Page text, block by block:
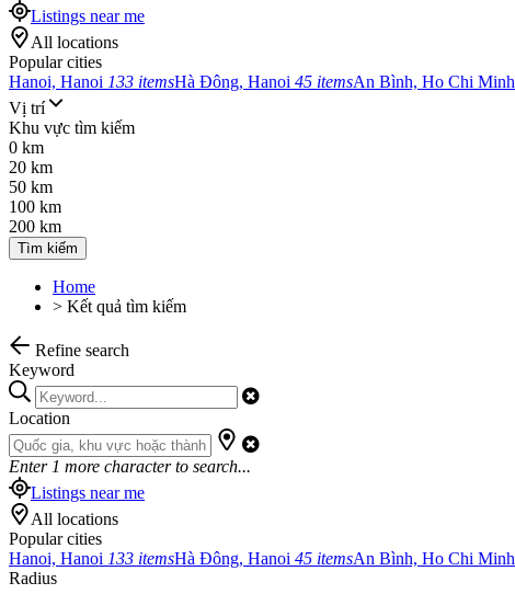
Listings near me
All locations
Popular cities
Hanoi, Hanoi 133 itemsHà Đông, Hanoi 45 itemsAn Bình, Ho Chi Minh
Vị trí
Khu vực tìm kiếm
0 km
20 km
50 km
100 km
200 km
Tìm kiếm
Home
> Kết quả tìm kiếm
Refine search
Keyword
Location
Enter 1 more character to search...
Listings near me
All locations
Popular cities
Hanoi, Hanoi 133 itemsHà Đông, Hanoi 45 itemsAn Bình, Ho Chi Minh
Radius